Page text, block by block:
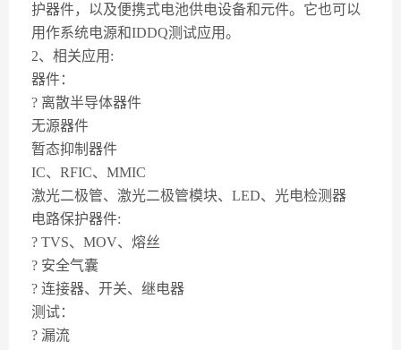
护器件，以及便携式电池供电设备和元件。它也可以
用作系统电源和IDDQ测试应用。
2、相关应用:
器件：
? 离散半导体器件
无源器件
暂态抑制器件
IC、RFIC、MMIC
激光二极管、激光二极管模块、LED、光电检测器
电路保护器件:
? TVS、MOV、熔丝
? 安全气囊
? 连接器、开关、继电器
测试：
? 漏流